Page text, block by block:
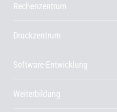
Rechenzentrum
Druckzentrum
Software-Entwicklung
Weiterbildung